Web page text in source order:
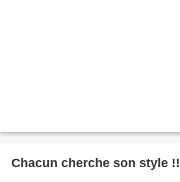
Chacun cherche son style !!